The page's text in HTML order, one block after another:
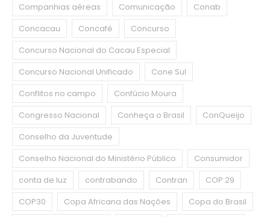
Companhias aéreas
Comunicação
Conab
Concacau
Concafé
Concurso
Concurso Nacional do Cacau Especial
Concurso Nacional Unificado
Cone Sul
Conflitos no campo
Confúcio Moura
Congresso Nacional
Conheça o Brasil
ConQueijo
Conselho da Juventude
Conselho Nacional do Ministério Público
Consumidor
conta de luz
contrabando Contran
COP 29
COP30
Copa Africana das Nações
Copa do Brasil